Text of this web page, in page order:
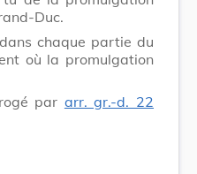
Duc.
chaque partie du
où la promulgation
par arr. gr.-d. 22